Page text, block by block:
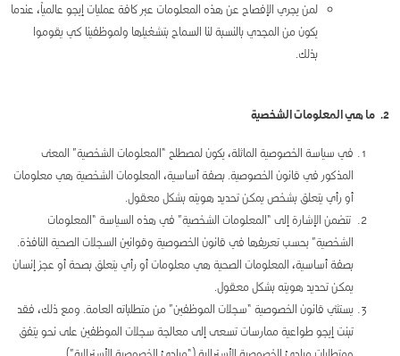
لمن يجري الإفصاح عن هذه المعلومات عبر كافة عمليات إيجو عالمياً، عندما
يكون من المجدي بالنسبة لنا السماح بتشغيلها ولموظفينا كي يقوموا
بذلك.
2. ما هي المعلومات الشخصية
في سياسة الخصوصية الماثلة، يكون لمصطلح “المعلومات الشخصية” المعنى
المذكور في قانون الخصوصية. بصفة أساسية، المعلومات الشخصية هي معلومات
أو رأي يتعلق بشخص يمكن تحديد هويته بشكل معقول.
تتضمن الإشارة إلى “المعلومات الشخصية” في هذه السياسة “المعلومات
الشخصية” بحسب تعريفها في قانون الخصوصية وقوانين السجلات الصحية النافذة.
بصفة أساسية، المعلومات الصحية هي معلومات أو رأي يتعلق بصحة أو عجز إنسان
يمكن تحديد هويته بشكل معقول.
يستثني قانون الخصوصية “سجلات الموظفين” من متطلباته العامة. ومع ذلك، فقد
تبنت إيجو طواعية ممارسات تسعى إلى معالجة سجلات الموظفين على نحو يتفق